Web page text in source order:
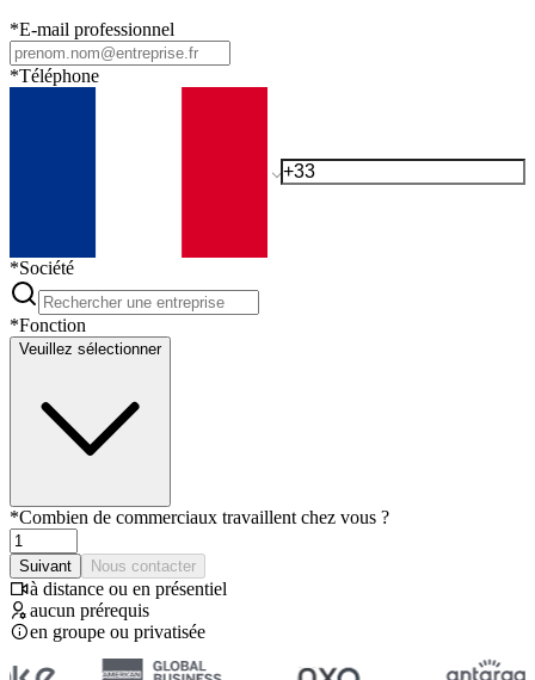
*E-mail professionnel
*Téléphone
*Société
*Fonction
Veuillez sélectionner
*Combien de commerciaux travaillent chez vous ?
Suivant Nous contacter
à distance ou en présentiel
aucun prérequis
en groupe ou privatisée